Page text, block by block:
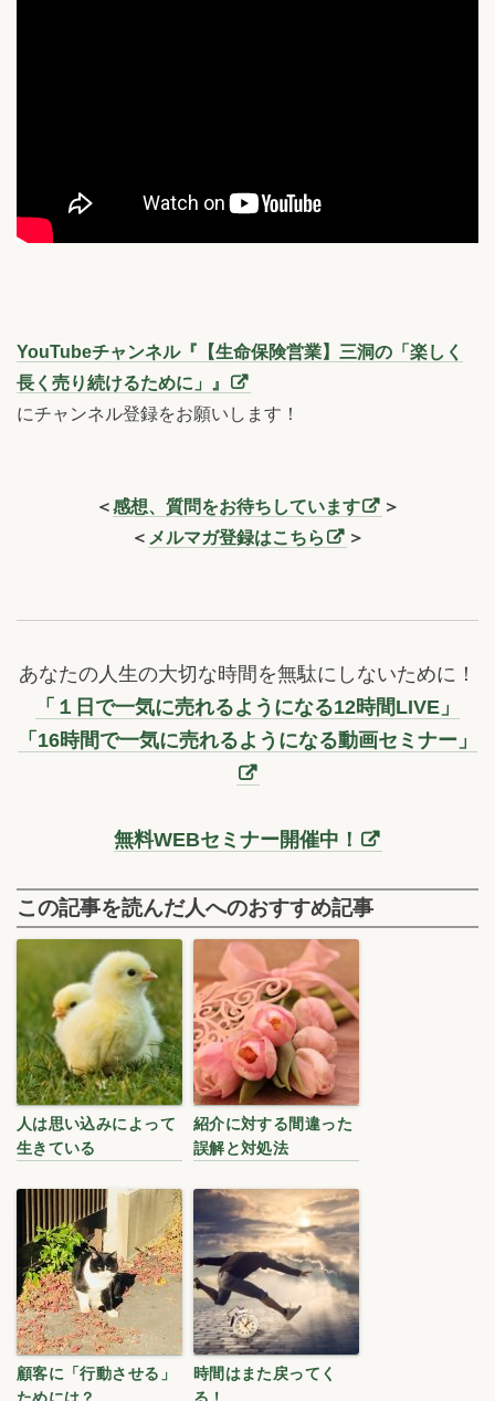
YouTubeチャンネル『【生命保険営業】三洞の「楽しく
長く売り続けるために」』
にチャンネル登録をお願いします！
＜感想、質問をお待ちしています
＞
＜ メルマガ登録はこちら ＞
あなたの人生の大切な時間を無駄にしないために！
「１日で一気に売れるようになる12時間LIVE」
「16時間で一気に売れるようになる動画セミナー」
無料WEBセミナー開催中！
この記事を読んだ人へのおすすめ記事
人は思い込みによって
生きている
紹介に対する間違った
誤解と対処法
顧客に「行動させる」
時間はまた戻ってく